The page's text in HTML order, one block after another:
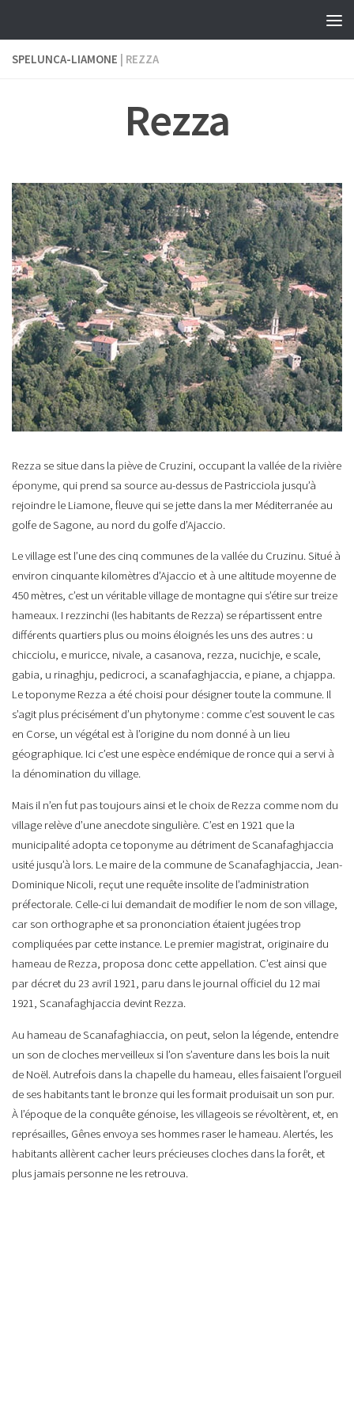
SPELUNCA-LIAMONE | REZZA
Rezza
Rezza se situe dans la piève de Cruzini, occupant la vallée de la rivière
éponyme, qui prend sa source au-dessus de Pastricciola jusqu’à
rejoindre le Liamone, fleuve qui se jette dans la mer Méditerranée au
golfe de Sagone, au nord du golfe d’Ajaccio.
Le village est l’une des cinq communes de la vallée du Cruzinu. Situé à
environ cinquante kilomètres d’Ajaccio et à une altitude moyenne de
450 mètres, c’est un véritable village de montagne qui s’étire sur treize
hameaux. I rezzinchi (les habitants de Rezza) se répartissent entre
différents quartiers plus ou moins éloignés les uns des autres : u
chicciolu, e muricce, nivale, a casanova, rezza, nucichje, e scale,
gabia, u rinaghju, pedicroci, a scanafaghjaccia, e piane, a chjappa.
Le toponyme Rezza a été choisi pour désigner toute la commune. Il
s’agit plus précisément d’un phytonyme : comme c’est souvent le cas
en Corse, un végétal est à l’origine du nom donné à un lieu
géographique. Ici c’est une espèce endémique de ronce qui a servi à
la dénomination du village.
Mais il n’en fut pas toujours ainsi et le choix de Rezza comme nom du
village relève d’une anecdote singulière. C’est en 1921 que la
municipalité adopta ce toponyme au détriment de Scanafaghjaccia
usité jusqu’à lors. Le maire de la commune de Scanafaghjaccia, Jean-
Dominique Nicoli, reçut une requête insolite de l’administration
préfectorale. Celle-ci lui demandait de modifier le nom de son village,
car son orthographe et sa prononciation étaient jugées trop
compliquées par cette instance. Le premier magistrat, originaire du
hameau de Rezza, proposa donc cette appellation. C’est ainsi que
par décret du 23 avril 1921, paru dans le journal officiel du 12 mai
1921, Scanafaghjaccia devint Rezza.
Au hameau de Scanafaghiaccia, on peut, selon la légende, entendre
un son de cloches merveilleux si l’on s’aventure dans les bois la nuit
de Noël. Autrefois dans la chapelle du hameau, elles faisaient l’orgueil
de ses habitants tant le bronze qui les formait produisait un son pur.
À l’époque de la conquête génoise, les villageois se révoltèrent, et, en
représailles, Gênes envoya ses hommes raser le hameau. Alertés, les
habitants allèrent cacher leurs précieuses cloches dans la forêt, et
plus jamais personne ne les retrouva.